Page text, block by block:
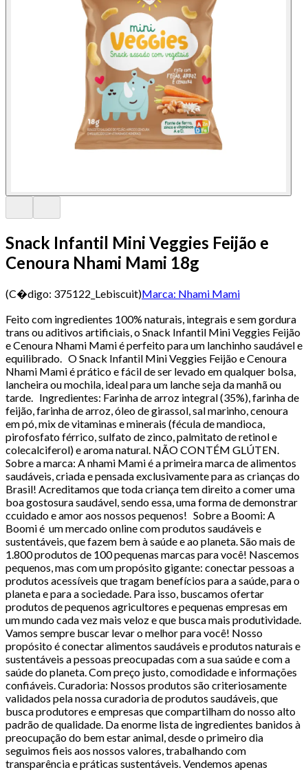
Snack Infantil Mini Veggies Feijão e
Cenoura Nhami Mami 18g
(C�digo: 375122_Lebiscuit)Marca: Nhami Mami
Feito com ingredientes 100% naturais, integrais e sem gordura
trans ou aditivos artificiais, o Snack Infantil Mini Veggies Feijão
e Cenoura Nhami Mami é perfeito para um lanchinho saudável e
equilibrado. O Snack Infantil Mini Veggies Feijão e Cenoura
Nhami Mami é prático e fácil de ser levado em qualquer bolsa,
lancheira ou mochila, ideal para um lanche seja da manhã ou
tarde. Ingredientes: Farinha de arroz integral (35%), farinha de
feijão, farinha de arroz, óleo de girassol, sal marinho, cenoura
em pó, mix de vitaminas e minerais (fécula de mandioca,
pirofosfato férrico, sulfato de zinco, palmitato de retinol e
colecalciferol) e aroma natural. NÃO CONTÉM GLÚTEN.
Sobre a marca: A nhami Mami é a primeira marca de alimentos
saudáveis, criada e pensada exclusivamente para as crianças do
Brasil! Acreditamos que toda criança tem direito a comer uma
boa gostosura saudável, sendo essa, uma forma de demonstrar
ccuidado e amor aos nossos pequenos! Sobre a Boomi: A
Boomi é um mercado online com produtos saudáveis e
sustentáveis, que fazem bem à saúde e ao planeta. São mais de
1.800 produtos de 100 pequenas marcas para você! Nascemos
pequenos, mas com um propósito gigante: conectar pessoas a
produtos acessíveis que tragam benefícios para a saúde, para o
planeta e para a sociedade. Para isso, buscamos ofertar
produtos de pequenos agricultores e pequenas empresas em
um mundo cada vez mais veloz e que busca mais produtividade.
Vamos sempre buscar levar o melhor para você! Nosso
propósito é conectar alimentos saudáveis e produtos naturais e
sustentáveis a pessoas preocupadas com a sua saúde e com a
saúde do planeta. Com preço justo, comodidade e informações
confiáveis. Curadoria: Nossos produtos são criteriosamente
validados pela nossa curadoria de produtos saudáveis, que
busca produtores e empresas que compartilham do nosso alto
padrão de qualidade. Da enorme lista de ingredientes banidos à
preocupação do bem estar animal, desde o primeiro dia
seguimos fieis aos nossos valores, trabalhando com
transparência e práticas sustentáveis. Vendemos apenas